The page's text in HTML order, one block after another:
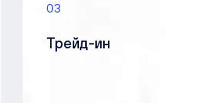
03
Трейд-ин